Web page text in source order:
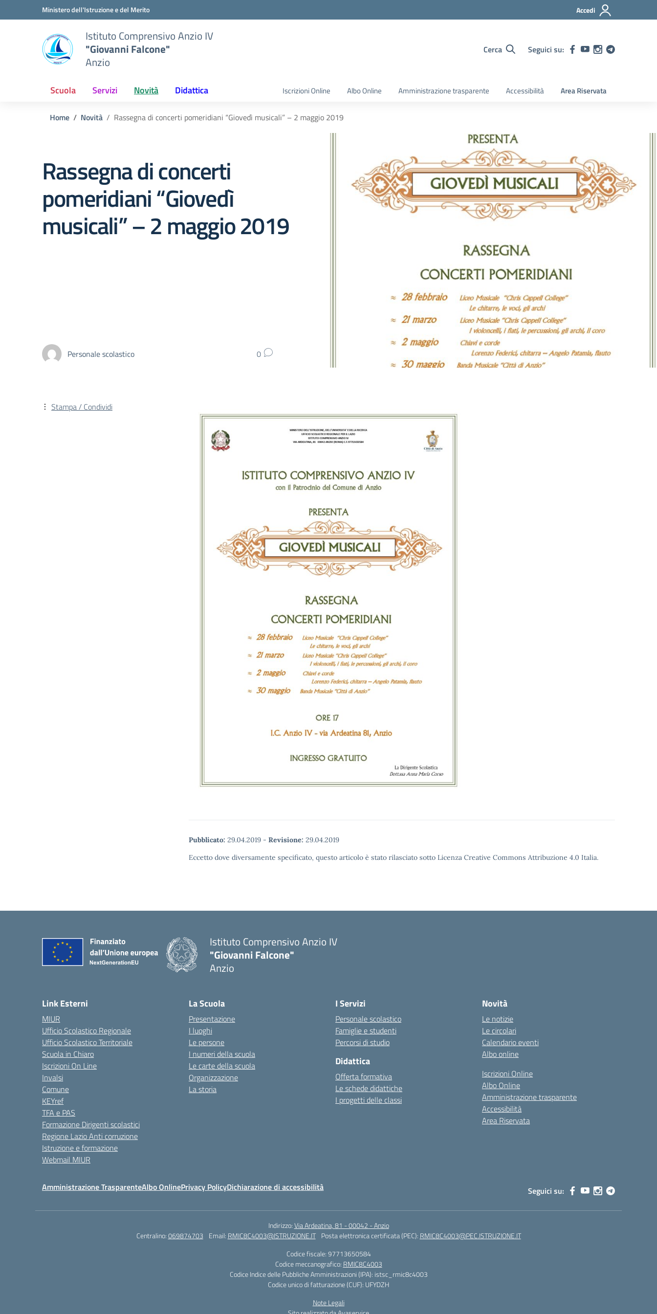
Vai ai contenuti
Vai al menu di navigazioneMinistero dell'Istruzione e del Merito Accedi
Istituto Comprensivo Anzio IV
"Giovanni Falcone"
Anzio
Cerca Seguici su:
Scuola Servizi Novità Didattica Iscrizioni Online Albo Online Amministrazione trasparente Accessibilità Area Riservata
Home Novità Rassegna di concerti pomeridiani “Giovedì musicali” – 2 maggio 2019
Rassegna di concerti
pomeridiani “Giovedì
musicali” – 2 maggio 2019
Personale scolastico 0
Pubblicato: 29.04.2019 - Revisione: 29.04.2019
Eccetto dove diversamente specificato, questo articolo è stato rilasciato sotto Licenza Creative Commons Attribuzione 4.0 Italia.
Stampa / Condividi
Istituto Comprensivo Anzio IV
"Giovanni Falcone"
Anzio
Link Esterni
MIUR
Ufficio Scolastico Regionale
Ufficio Scolastico Territoriale
Scuola in Chiaro
Iscrizioni On Line
Invalsi
Comune
KEYref
TFA e PAS
Formazione Dirigenti scolastici
Regione Lazio Anti corruzione
Istruzione e formazione
Webmail MIUR
La Scuola
Presentazione
I luoghi
Le persone
I numeri della scuola
Le carte della scuola
Organizzazione
La storia
I Servizi
Personale scolastico
Famiglie e studenti
Percorsi di studio
Didattica
Offerta formativa
Le schede didattiche
I progetti delle classi
Novità
Le notizie
Le circolari
Calendario eventi
Albo online
Iscrizioni Online
Albo Online
Amministrazione trasparente
Accessibilità
Area Riservata
Amministrazione TrasparenteAlbo OnlinePrivacy PolicyDichiarazione di accessibilità Seguici su:
Indirizzo:Via Ardeatina, 81 - 00042 - Anzio
Centralino:069874703 Email: RMIC8C4003@ISTRUZIONE.IT Posta elettronica certificata (PEC): RMIC8C4003@PEC.ISTRUZIONE.IT
Codice fiscale: 97713650584
Codice meccanografico: RMIC8C4003
Codice Indice delle Pubbliche Amministrazioni (IPA): istsc_rmic8c4003
Codice unico di fatturazione (CUF): UFYDZH
Note Legali